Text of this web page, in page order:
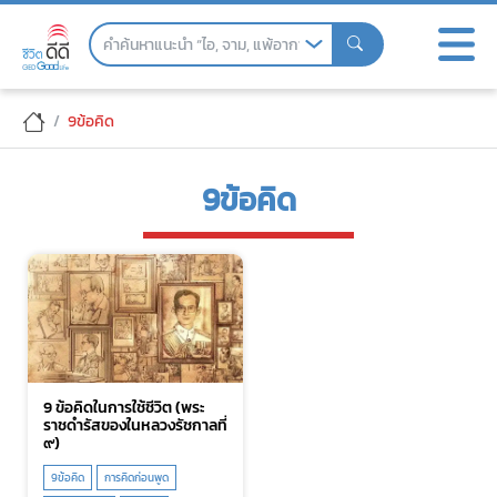
Skip
9ข้อคิด
9ข้อคิด
9 ข้อคิดในการใช้ชีวิต (พระ
ราชดำรัสของในหลวงรัชกาลที่
๙)
9ข้อคิด
การคิดก่อนพูด